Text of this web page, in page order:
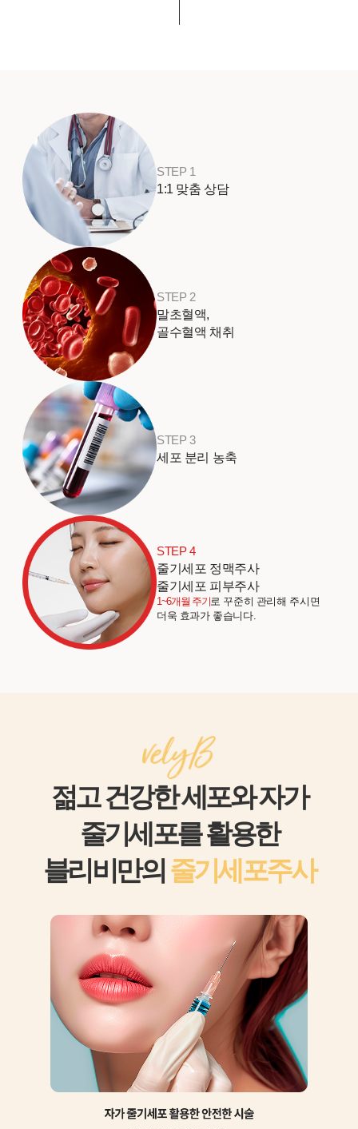
STEP 1
1:1 맞춤 상담
STEP 2
말초혈액,
골수혈액 채취
STEP 3
세포 분리 농축
STEP 4
줄기세포 정맥주사
줄기세포 피부주사
1~6개월 주기로 꾸준히 관리해 주시면
더욱 효과가 좋습니다.
젊고 건강한 세포와 자가
줄기세포를 활용한
블리비만의 줄기세포주사